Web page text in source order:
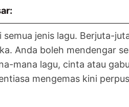
jenis lagu. Berjuta-
Anda boleh mendengar
mana lagu, cinta atau
mengemas kini